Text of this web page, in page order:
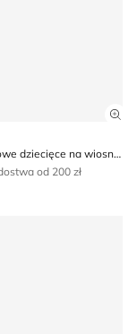
produktu
Buty sportowe dziecięce na wiosnę Star Wars
od 200 zł